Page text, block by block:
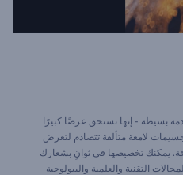
بسيطة - إنها تستحق عرضًا كبيرًا
لامعة متألقة تتصادم لتعرض
يمكنك تخصيصها في ثوانِ بشعارك
التقنية والعلمية والبيولوجية